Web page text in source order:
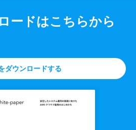
ードはこちらから
ダウンロードする